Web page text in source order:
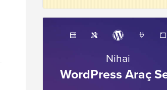
Nihai
WordPress Araç